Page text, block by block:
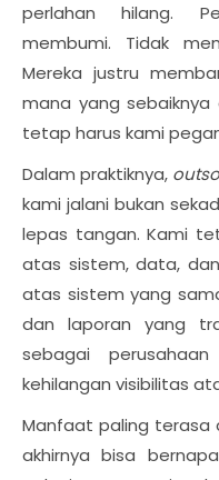
perlahan hilang.
membumi. Tidak
Mereka justru
mana yang
tetap harus kami
Dalam praktiknya,
kami jalani bukan
lepas tangan. Kami
atas sistem, data, dan
atas sistem yang
dan laporan yang
sebagai
kehilangan visibilitas
Manfaat paling terasa
akhirnya bisa